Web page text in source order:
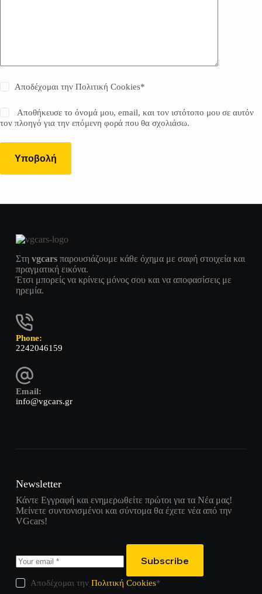
Αποδέχομαι τηνΠολιτική Cookies*
Αποθήκευσε το όνομά μου, email, και τον ιστότοπο μου σε αυτόν
τον πλοηγό για την επόμενη φορά που θα σχολιάσω.
Υποβολή
Στη vgcars παρουσιάζουμε κάθε όχημα με σαφή στοιχεία και
πραγματική εικόνα.
Έτσι μπορείς να κρίνεις μόνος σου και να αποφασίσεις με
ηρεμία.
Phone:
2242046159
Email:
info@vgcars.gr
Newsletter
Κάντε Εγγραφή και ενημερωθείτε πρώτοι για τα Νέα μας!
Μείνετε συντονισμένοι και σύντομα θα έχετε νέα από την
VGcars!
Subscribe
Αποδέχομαι τηνΠολιτική Cookies*